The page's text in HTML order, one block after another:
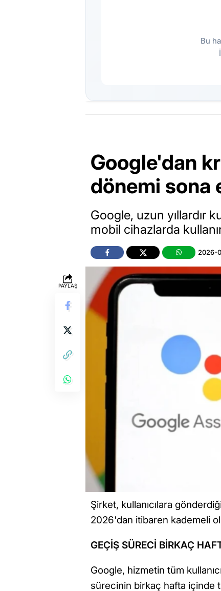
Bu
PAYLAŞ
Google'dan
dönemi sona
Google, uzun yıllardır
mobil cihazlarda
2026-
Şirket, kullanıcılara
2026'dan itibaren kademeli
GEÇİŞ SÜRECİ BİRKAÇ
Google, hizmetin tüm
sürecinin birkaç hafta içinde